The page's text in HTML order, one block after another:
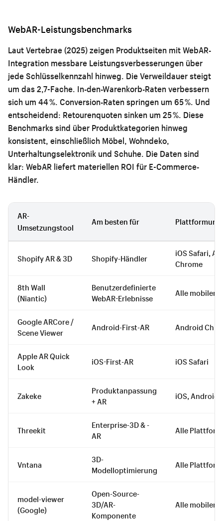
WebAR-Leistungsbenchmarks
Laut Vertebrae (2025) zeigen Produktseiten mit WebAR-
Integration messbare Leistungsverbesserungen über
jede Schlüsselkennzahl hinweg. Die Verweildauer steigt
um das 2,7-Fache. In-den-Warenkorb-Raten verbessern
sich um 44 %. Conversion-Raten springen um 65 %. Und
entscheidend: Retourenquoten sinken um 25 %. Diese
Benchmarks sind über Produktkategorien hinweg
konsistent, einschließlich Möbel, Wohndeko,
Unterhaltungselektronik und Schuhe. Die Daten sind
klar: WebAR liefert materiellen ROI für E-Commerce-
Händler.
AR-
Umsetzungstool
Am besten für
Shopify AR & 3D Shopify-Händler
iOS Safari,
Chrome
8th Wall
(Niantic)
Benutzerdefinierte
WebAR-Erlebnisse
Alle mobilen
Google ARCore /
Scene Viewer
Android-First-AR Android
Apple AR Quick
Look
iOS-First-AR iOS Safari
Zakeke
Produktanpassung
+ AR
iOS, Android,
Threekit
Enterprise-3D & -
AR
Alle
Vntana
3D-
Modelloptimierung
Alle
model-viewer
(Google)
Open-Source-
3D/AR-
Komponente
Alle mobilen